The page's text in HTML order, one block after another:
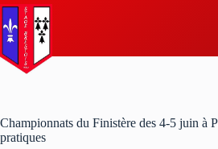
Championnats du Finistère des 4-5 juin à
pratiques